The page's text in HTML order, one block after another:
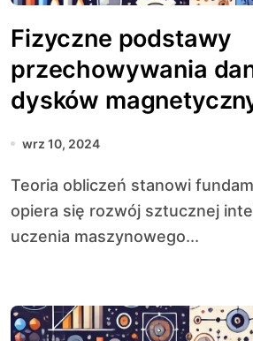
Fizyczne podstawy
przechowywania
dysków
wrz 10, 2024
Teoria obliczeń stanowi fundament, na którym
opiera się rozwój sztucznej
uczenia maszynowego...